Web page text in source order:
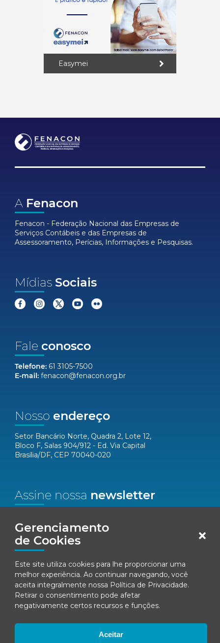
Gerenciamento
de Cookies
Este site utiliza cookies para lhe proporcionar uma
melhor experiência. Ao continuar navegando, você
aceita integralmente nossa Política de Privacidade.
Retirar o consentimento pode afetar
negativamente certos recursos e funções.
Aceitar
Easymei
A Fenacon
Fenacon - Federação Nacional das Empresas de
Serviços Contábeis e das Empresas de
Assessoramento, Perícias, Informações e Pesquisas.
Mídias Sociais
Fale conosco
Telefone: 61 3105-7500
E-mail: fenacon@fenacon.org.br
Nosso endereço
Setor Bancário Norte, Quadra 2, Lote 12,
Bloco F, Salas 904/912 - Ed. Via Capital
Brasília/DF, CEP 70040-020
Assine nossa newsletter
Email*
Concordo em receber comunicações da Fenacon.
Cadastrar